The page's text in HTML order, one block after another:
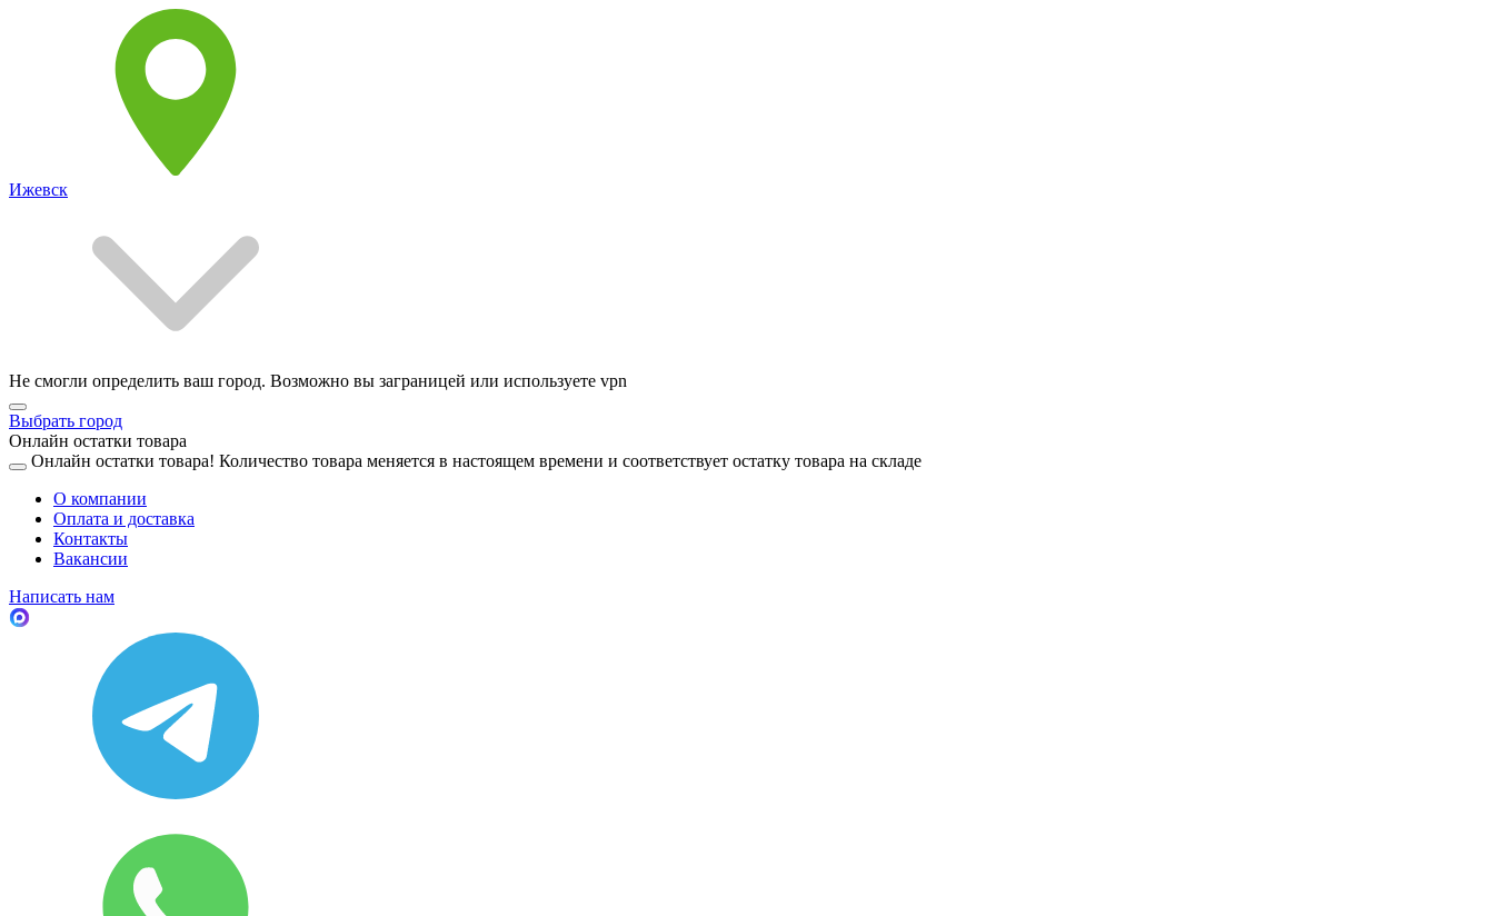
Ижевск
Не смогли определить ваш город. Возможно вы заграницей или используете vpn
Выбрать город
Онлайн остатки товара
Онлайн остатки товара! Количество товара меняется в настоящем времени и соответствует остатку товара на складе
О компании
Оплата и доставка
Контакты
Вакансии
Написать нам